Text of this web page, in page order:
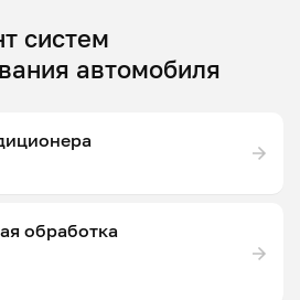
систем
автомобиля
обработка